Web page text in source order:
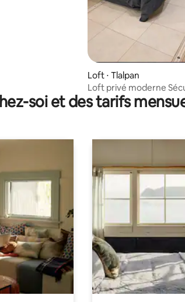
Loft ⋅ Tlalpan
Loft privé moderne
Parking
soi et des tarifs